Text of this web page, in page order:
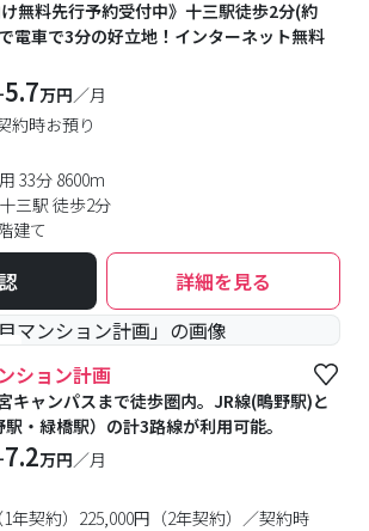
無料先行予約受付中》十三駅徒歩2分(約
電車で3分の好立地！インターネット無料
-5.7万円／月
約時お預り
33分 8600m
三駅 徒歩2分
建て
詳細を見る
ション計画
キャンパスまで徒歩圏内。JR線(鴫野駅)と
・緑橋駅）の計3路線が利用可能。
-7.2万円／月
1年契約）225,000円（2年契約）／契約時